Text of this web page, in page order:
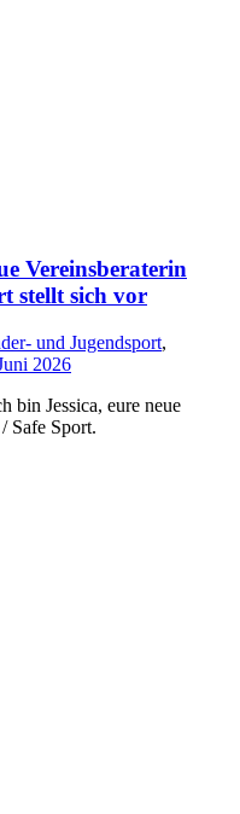
Vereinsberaterin
stellt sich vor
und Jugendsport,
2026
bin Jessica, eure neue
Safe Sport.